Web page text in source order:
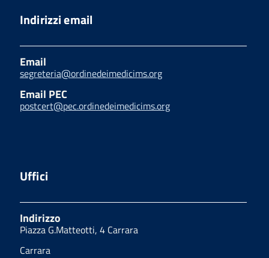
Indirizzi email
Email
segreteria@ordinedeimedicims.org
Email PEC
postcert@pec.ordinedeimedicims.org
Uffici
Indirizzo
Piazza G.Matteotti, 4 Carrara
Carrara